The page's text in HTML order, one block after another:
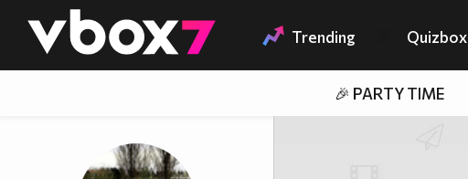
👾 Trending Quizbox
🎉 PARTY TIME